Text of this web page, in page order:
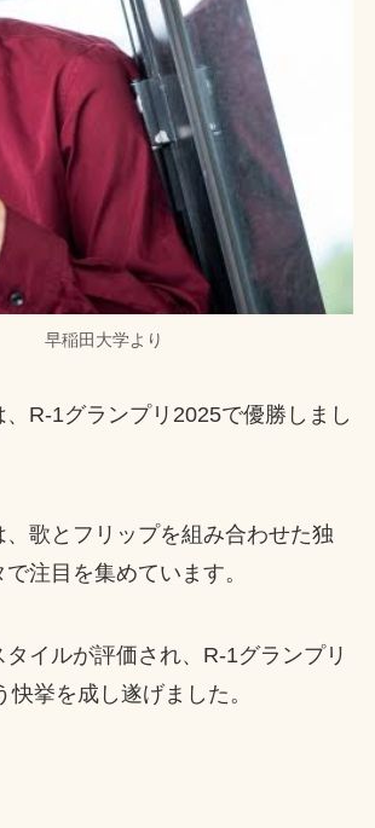
早稲田大学より
R-1グランプリ2025で優勝しまし
歌とフリップを組み合わせた独
注目を集めています。
イルが評価され、R-1グランプリ
快挙を成し遂げました。